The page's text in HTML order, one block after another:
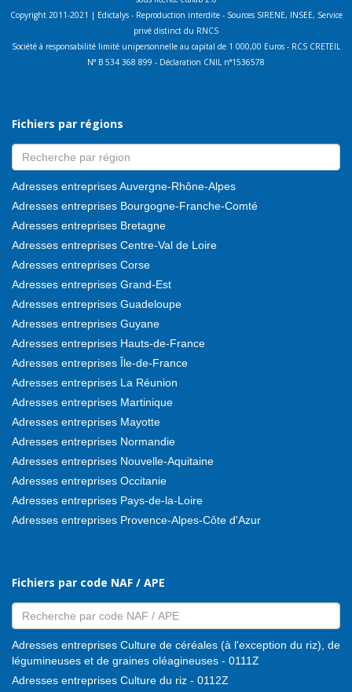
Copyright 2011-2021 | Edictalys - Reproduction interdite - Sources SIRENE, INSEE, Service
privé distinct du RNCS
Société à responsabilité limité unipersonnelle au capital de 1 000,00 Euros - RCS CRETEIL
N° B 534 368 899 - Déclaration CNIL n°1536578
Fichiers par régions
Adresses entreprises Auvergne-Rhône-Alpes
Adresses entreprises Bourgogne-Franche-Comté
Adresses entreprises Bretagne
Adresses entreprises Centre-Val de Loire
Adresses entreprises Corse
Adresses entreprises Grand-Est
Adresses entreprises Guadeloupe
Adresses entreprises Guyane
Adresses entreprises Hauts-de-France
Adresses entreprises Île-de-France
Adresses entreprises La Réunion
Adresses entreprises Martinique
Adresses entreprises Mayotte
Adresses entreprises Normandie
Adresses entreprises Nouvelle-Aquitaine
Adresses entreprises Occitanie
Adresses entreprises Pays-de-la-Loire
Adresses entreprises Provence-Alpes-Côte d'Azur
Fichiers par code NAF / APE
Adresses entreprises Culture de céréales (à l'exception du riz), de
légumineuses et de graines oléagineuses - 0111Z
Adresses entreprises Culture du riz - 0112Z